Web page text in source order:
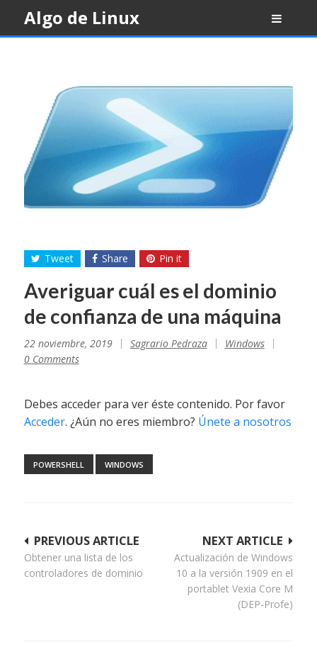
content
Algo de Linux
Tweet Share Pin it
Averiguar cuál es el dominio
de confianza de una máquina
22 noviembre, 2019 Sagrario Pedraza
Windows
0 Comments
Debes acceder para ver éste contenido. Por favor
Acceder. ¿Aún no eres miembro? Únete a nosotros
POWERSHELL WINDOWS
Navegación
de
NEXT ARTICLE
Actualización de Windows
10 a la versión 1909 en el
portablet Vexia Core M
(DEP-Profe)
PREVIOUS ARTICLE
Obtener una lista de los
controladores de dominio